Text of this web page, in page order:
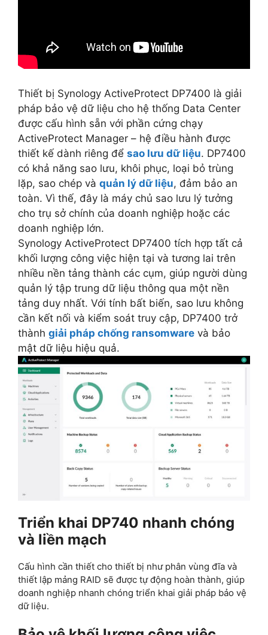
Thiết bị Synology ActiveProtect DP7400 là giải
pháp bảo vệ dữ liệu cho hệ thống Data Center
được cấu hình sẵn với phần cứng chạy
ActiveProtect Manager – hệ điều hành được
thiết kế dành riêng để sao lưu dữ liệu. DP7400
có khả năng sao lưu, khôi phục, loại bỏ trùng
lặp, sao chép và quản lý dữ liệu, đảm bảo an
toàn. Vì thế, đây là máy chủ sao lưu lý tưởng
cho trụ sở chính của doanh nghiệp hoặc các
doanh nghiệp lớn.
Synology ActiveProtect DP7400 tích hợp tất cả
khối lượng công việc hiện tại và tương lai trên
nhiều nền tảng thành các cụm, giúp người dùng
quản lý tập trung dữ liệu thông qua một nền
tảng duy nhất. Với tính bất biến, sao lưu không
cần kết nối và kiểm soát truy cập, DP7400 trở
thành giải pháp chống ransomware và bảo
mật dữ liệu hiệu quả.
Triển khai DP740 nhanh chóng
và liền mạch
Cấu hình cần thiết cho thiết bị như phân vùng đĩa và
thiết lập mảng RAID sẽ được tự động hoàn thành, giúp
doanh nghiệp nhanh chóng triển khai giải pháp bảo vệ
dữ liệu.